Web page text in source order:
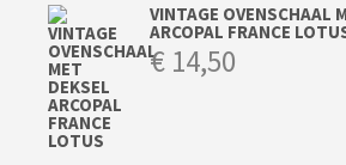
VINTAGE OVENSCHAAL
ARCOPAL FRANCE
€ 14,50